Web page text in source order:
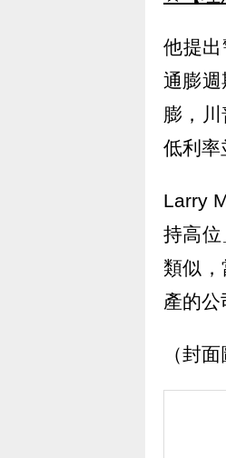
他提
通膨
膨，
低利率
Larry
持高
類似
產的公
（封